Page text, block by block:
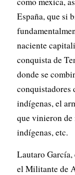
España, que si
naciente
conquista de
donde se
conquistadores
indígenas, el
que vinieron de
indígenas, etc.
Lautaro
el Militante de